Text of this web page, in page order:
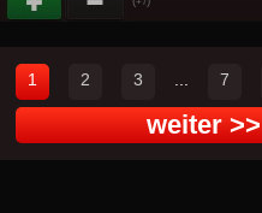
1 2 3 7
weiter >>